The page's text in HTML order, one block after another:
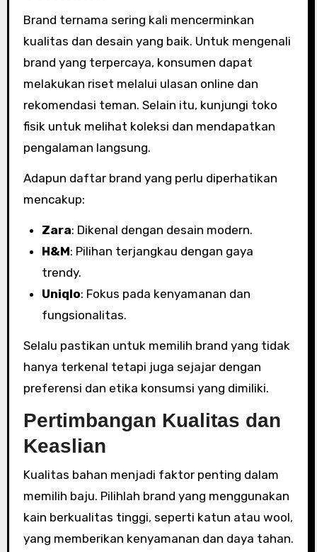
Brand ternama sering kali mencerminkan
kualitas dan desain yang baik. Untuk mengenali
brand yang terpercaya, konsumen dapat
melakukan riset melalui ulasan online dan
rekomendasi teman. Selain itu, kunjungi toko
fisik untuk melihat koleksi dan mendapatkan
pengalaman langsung.
Adapun daftar brand yang perlu diperhatikan
mencakup:
Zara: Dikenal dengan desain modern.
H&M: Pilihan terjangkau dengan gaya
trendy.
Uniqlo: Fokus pada kenyamanan dan
fungsionalitas.
Selalu pastikan untuk memilih brand yang tidak
hanya terkenal tetapi juga sejajar dengan
preferensi dan etika konsumsi yang dimiliki.
Pertimbangan Kualitas dan
Keaslian
Kualitas bahan menjadi faktor penting dalam
memilih baju. Pilihlah brand yang menggunakan
kain berkualitas tinggi, seperti katun atau wool,
yang memberikan kenyamanan dan daya tahan.